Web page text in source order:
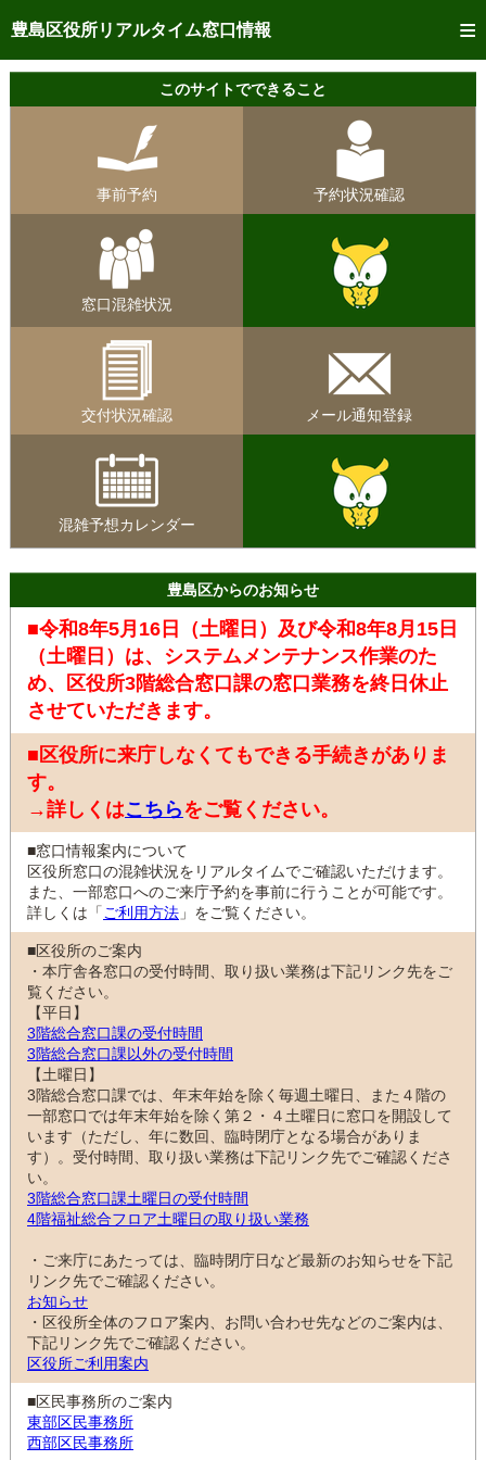
豊島区役所リアルタイム窓口情報
トップページへ
ご利用方法
予約状況確認
リアルタイム
混雑予想カレンダー
このサイトでできること
事前予約 予約状況確認
窓口混雑状況
交付状況確認 メール通知登録
混雑予想カレンダー
豊島区からのお知らせ
■令和8年5月16日（土曜日）及び令和8年8月15日
（土曜日）は、システムメンテナンス作業のた
め、区役所3階総合窓口課の窓口業務を終日休止
させていただきます。
■区役所に来庁しなくてもできる手続きがありま
す。
→詳しくはこちらをご覧ください。
■窓口情報案内について
区役所窓口の混雑状況をリアルタイムでご確認いただけます。
また、一部窓口へのご来庁予約を事前に行うことが可能です。
詳しくは「 ご利用方法 」をご覧ください。
■区役所のご案内
・本庁舎各窓口の受付時間、取り扱い業務は下記リンク先をご
覧ください。
【平日】
3階総合窓口課の受付時間
3階総合窓口課以外の受付時間
【土曜日】
3階総合窓口課では、年末年始を除く毎週土曜日、また４階の
一部窓口では年末年始を除く第２・４土曜日に窓口を開設して
います（ただし、年に数回、臨時閉庁となる場合がありま
す）。受付時間、取り扱い業務は下記リンク先でご確認くださ
い。
3階総合窓口課土曜日の受付時間
4階福祉総合フロア土曜日の取り扱い業務
・ご来庁にあたっては、臨時閉庁日など最新のお知らせを下記
リンク先でご確認ください。
お知らせ
・区役所全体のフロア案内、お問い合わせ先などのご案内は、
下記リンク先でご確認ください。
区役所ご利用案内
■区民事務所のご案内
東部区民事務所
西部区民事務所